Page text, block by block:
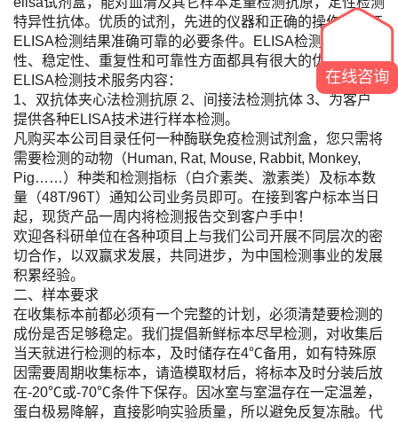
特异性抗体。优质的试剂，先进的仪器和正确的操作是保证
ELISA检测结果准确可靠的必要条件。ELISA检测的方便
性、稳定性、重复性和可靠性方面都具有很大的优势。
ELISA检测技术服务内容：
1、双抗体夹心法检测抗原 2、间接法检测抗体 3、为客户
提供各种ELISA技术进行样本检测。
凡购买本公司目录任何一种酶联免疫检测试剂盒，您只需将
需要检测的动物（Human, Rat, Mouse, Rabbit, Monkey,
Pig……）种类和检测指标（白介素类、激素类）及标本数
量（48T/96T）通知公司业务员即可。在接到客户标本当日
起，现货产品一周内将检测报告交到客户手中！
欢迎各科研单位在各种项目上与我们公司开展不同层次的密
切合作，以双赢求发展，共同进步，为中国检测事业的发展
积累经验。
二、样本要求
在收集标本前都必须有一个完整的计划，必须清楚要检测的
成份是否足够稳定。我们提倡新鲜标本尽早检测，对收集后
当天就进行检测的标本，及时储存在4℃备用，如有特殊原
因需要周期收集标本，请造模取材后，将标本及时分装后放
在-20℃或-70℃条件下保存。因冰室与室温存在一定温差，
蛋白极易降解，直接影响实验质量，所以避免反复冻融。代
在线咨询